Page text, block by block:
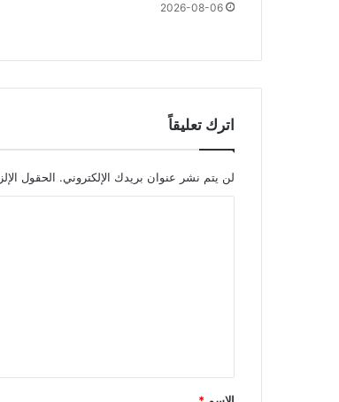
2026-08-06
اترك تعليقاً
لن يتم نشر عنوان بريدك الإلكتروني. الحقول
*